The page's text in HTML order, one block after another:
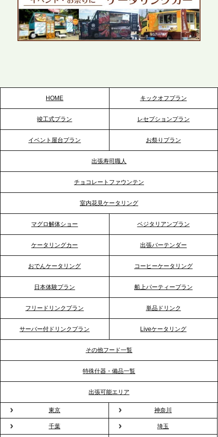
かしたスムーズな対応を展開
2026.5.22
2026.5.20
プレスリリースのご案内｜ケータリングのセカンド
2026.5.12
プレスリリースのご案内｜ケータリングのセカンド
プレスリリースのご案内｜「温かな食」が会話のス
イッチに。新入社員研修で《食体験としてのケータ
テーブル、横浜事務所を新設。神奈川エリアのサー
ビス提供体制を強化し、質の高い「場づくり」をサ
TBS「Nスタ」で、2ndTable「1DISH」の花見オー
ドブルが紹介されました
2026.3.23
HOME キックオフプラン
竣工式プラン レセプションプラン
イベント屋台プラン お祭りプラン
出張寿司職人
チョコレートファウンテン
室内花見ケータリング
マグロ解体ショー ベジタリアンプラン
ケータリングカー 出張バーテンダー
おでんケータリング コーヒーケータリング
日本体験プラン 船上パーティープラン
フリードリンクプラン 単品ドリンク
サーバー付ドリンクプラン Liveケータリング
その他フード一覧
特殊什器・備品一覧
出張可能エリア
東京 神奈川
千葉 埼玉